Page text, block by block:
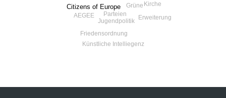
Citizens of Europe
Parteien
Grüne
Jugendpolitik
Kirche
AEGEE Erweiterung
Friedensordnung
Künstliche Intelliegenz